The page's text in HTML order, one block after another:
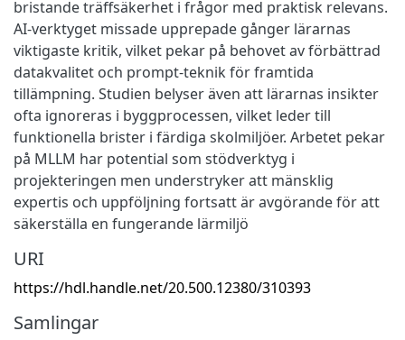
bristande träffsäkerhet i frågor med praktisk relevans.
AI-verktyget missade upprepade gånger lärarnas
viktigaste kritik, vilket pekar på behovet av förbättrad
datakvalitet och prompt-teknik för framtida
tillämpning. Studien belyser även att lärarnas insikter
ofta ignoreras i byggprocessen, vilket leder till
funktionella brister i färdiga skolmiljöer. Arbetet pekar
på MLLM har potential som stödverktyg i
projekteringen men understryker att mänsklig
expertis och uppföljning fortsatt är avgörande för att
säkerställa en fungerande lärmiljö
URI
https://hdl.handle.net/20.500.12380/310393
Samlingar